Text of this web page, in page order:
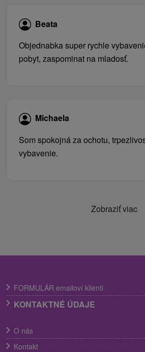
Beata
Objednabka super rychle
pobyt, zaspominat na mladosť.
Michaela
Som spokojná za ochotu,
vybavenie.
Zobraziť viac
FORMULÁR emailoví klienti
KONTAKTNÉ ÚDAJE
O nás
Kontakt